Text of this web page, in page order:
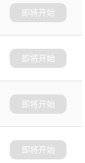
即将开始
即将开始
即将开始
即将开始